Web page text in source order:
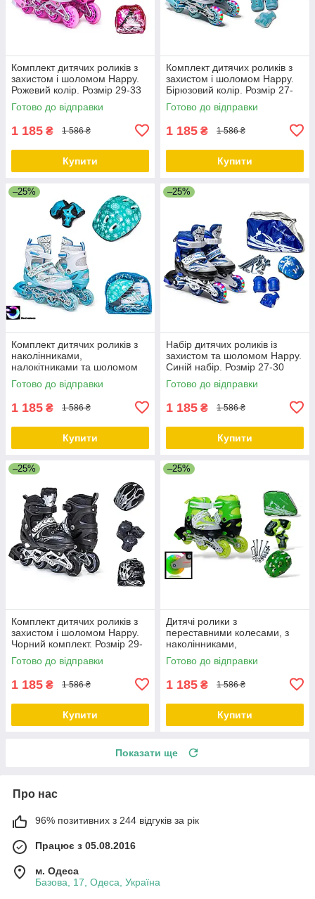
Комплект дитячих роликів з
захистом і шоломом Happy.
Рожевий колір. Розмір 29-33
Готово до відправки
1 185 ₴ 1 586 ₴
Купити
Комплект дитячих роликів з
захистом і шоломом Happy.
Бірюзовий колір. Розмір 27-
30
Готово до відправки
1 185 ₴ 1 586 ₴
Купити
–25%
Комплект дитячих роликів з
наколінниками,
налокітниками та шоломом
Happy. Бірюзовий колір.
Розмір 29-33
Готово до відправки
1 185 ₴ 1 586 ₴
Купити
–25%
Набір дитячих роликів із
захистом та шоломом Happy.
Синій набір. Розмір 27-30
Готово до відправки
1 185 ₴ 1 586 ₴
Купити
–25%
Комплект дитячих роликів з
захистом і шоломом Happy.
Чорний комплект. Розмір 29-
33
Готово до відправки
1 185 ₴ 1 586 ₴
Купити
–25%
Дитячі ролики з
переставними колесами, з
наколінниками,
налокітниками та шоломом
Happy. Зелений колір. Розмір
Готово до відправки
1 185 ₴ 1 586 ₴
Купити
Показати ще
Про нас
96% позитивних з 244 відгуків за рік
Працює з 05.08.2016
м. Одеса
Базова, 17, Одеса, Україна